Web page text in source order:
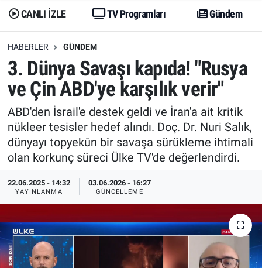
CANLI İZLE TV Programları Gündem
HABERLER GÜNDEM
3. Dünya Savaşı kapıda! "Rusya
ve Çin ABD'ye karşılık verir"
ABD'den İsrail'e destek geldi ve İran'a ait kritik
nükleer tesisler hedef alındı. Doç. Dr. Nuri Salık,
dünyayı topyekûn bir savaşa sürükleme ihtimali
olan korkunç süreci Ülke TV'de değerlendirdi.
22.06.2025 - 14:32
YAYINLANMA
03.06.2026 - 16:27
GÜNCELLEME
Dünya
Erişim Bilgileri
Ekonomi
Trend
Özel Haberler
Yazarlar
Trend
Erişim Bilgileri
Spor
Ekonomi
Dünya
Medya
Kadın
Trafik Durumu
Erişim Bilgileri
Tüm Manşetler
Son Dakika Haberleri
Haber Arşivi